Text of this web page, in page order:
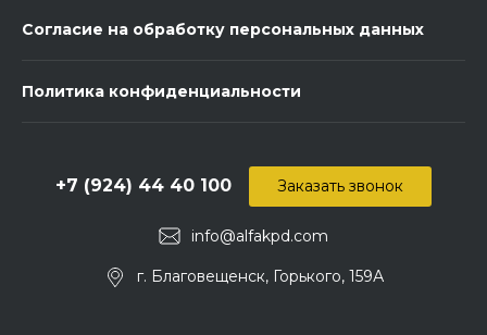
Согласие на обработку персональных данных
Политика конфиденциальности
info@alfakpd.com
+7 (924) 44 40 100
г. Благовещенск, Горького, 159А
Заказать звонок